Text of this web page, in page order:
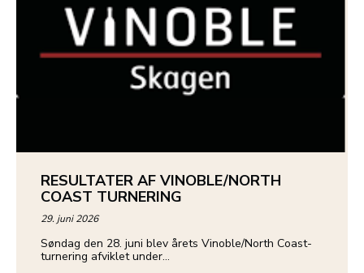
RESULTATER AF VINOBLE/NORTH
COAST TURNERING
29. juni 2026
Søndag den 28. juni blev årets Vinoble/North Coast-
turnering afviklet under…